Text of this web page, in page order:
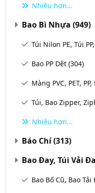
Nhiều hơn...
Bao Bì Nhựa (949)
Túi Nilon PE, Túi
Bao PP Dệt (304)
Màng PVC, PET, PP,
Túi, Bao Zipper,
Nhiều hơn...
Báo Chí(313)
Bao Đay, Túi Vải
Bao Bố Cũ, Bao Tải